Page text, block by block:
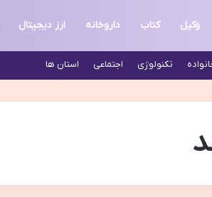
وکیل کتاب داروخانه ارز دیجیتال
تکنولوژی اجتماعی استان ها